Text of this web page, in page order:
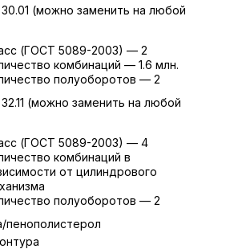
(можно заменить на любой
(ГОСТ 5089-2003) — 2
комбинаций — 1.6 млн.
полуоборотов — 2
(можно заменить на любой
(ГОСТ 5089-2003) — 4
комбинаций в
от цилиндрового
полуоборотов — 2
пенополистерол